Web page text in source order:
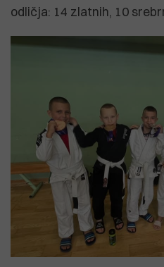
odličja: 14 zlatnih, 10